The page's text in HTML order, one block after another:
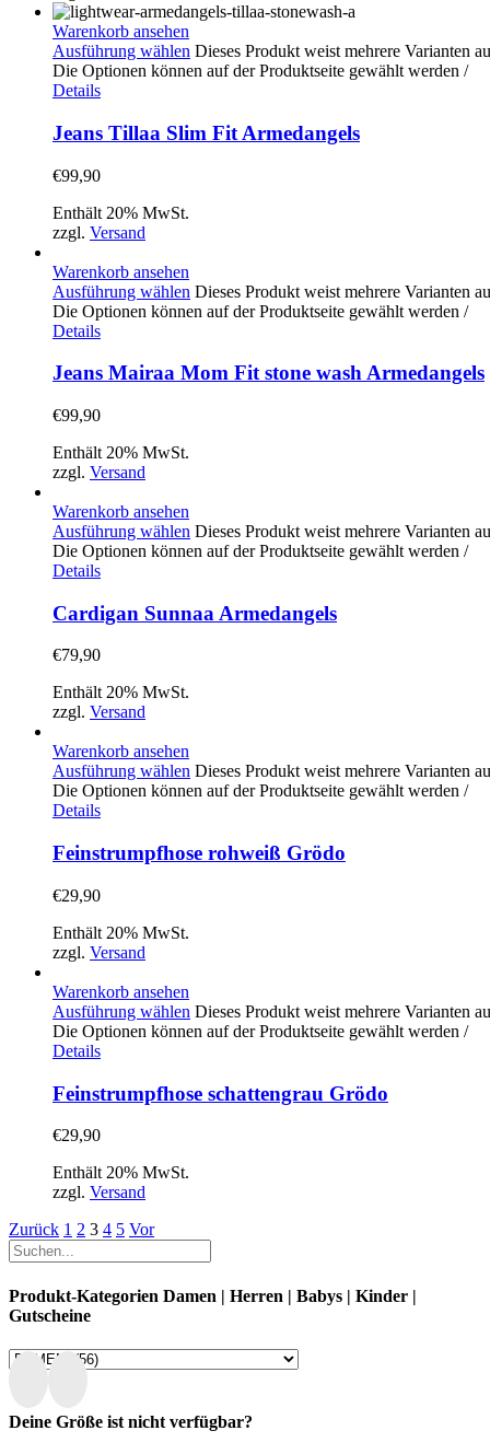
Warenkorb ansehen
Ausführung wählen Dieses Produkt weist mehrere Varianten
Die Optionen können auf der Produktseite gewählt werden /
Details
Jeans Tillaa Slim Fit Armedangels
€99,90
Enthält 20% MwSt.
zzgl. Versand
Warenkorb ansehen
Ausführung wählen Dieses Produkt weist mehrere Varianten
Die Optionen können auf der Produktseite gewählt werden /
Details
Jeans Mairaa Mom Fit stone wash Armedangels
€99,90
Enthält 20% MwSt.
zzgl. Versand
Warenkorb ansehen
Ausführung wählen Dieses Produkt weist mehrere Varianten
Die Optionen können auf der Produktseite gewählt werden /
Details
Cardigan Sunnaa Armedangels
€79,90
Enthält 20% MwSt.
zzgl. Versand
Warenkorb ansehen
Ausführung wählen Dieses Produkt weist mehrere Varianten
Die Optionen können auf der Produktseite gewählt werden /
Details
Feinstrumpfhose rohweiß Grödo
€29,90
Enthält 20% MwSt.
zzgl. Versand
Warenkorb ansehen
Ausführung wählen Dieses Produkt weist mehrere Varianten
Die Optionen können auf der Produktseite gewählt werden /
Details
Feinstrumpfhose schattengrau Grödo
€29,90
Enthält 20% MwSt.
zzgl. Versand
Zurück 1 2 3 4 5 Vor
Produkt-Kategorien Damen | Herren | Babys | Kinder |
Gutscheine
Deine Größe ist nicht verfügbar?